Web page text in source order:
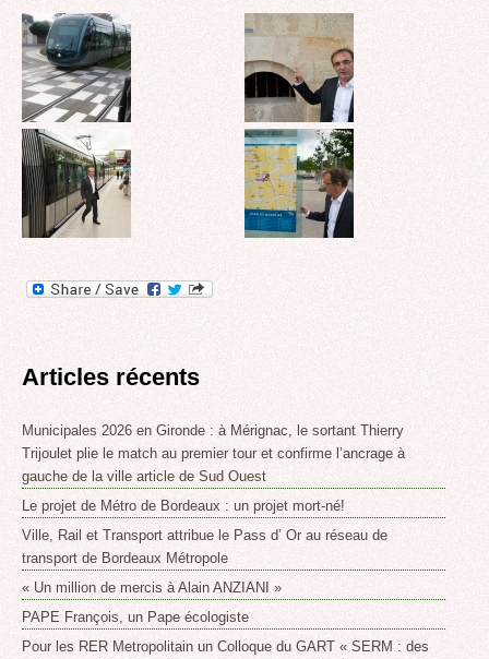
Articles récents
Municipales 2026 en Gironde : à Mérignac, le sortant Thierry
Trijoulet plie le match au premier tour et confirme l’ancrage à
gauche de la ville article de Sud Ouest
Le projet de Métro de Bordeaux : un projet mort-né!
Ville, Rail et Transport attribue le Pass d’ Or au réseau de
transport de Bordeaux Métropole
« Un million de mercis à Alain ANZIANI »
PAPE François, un Pape écologiste
Pour les RER Metropolitain un Colloque du GART « SERM : des